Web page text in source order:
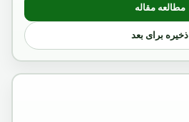
مطالعه مقاله: عکس تقلبی و تبلیغاتی ملکه ثریا که
ذخیره برای بعد